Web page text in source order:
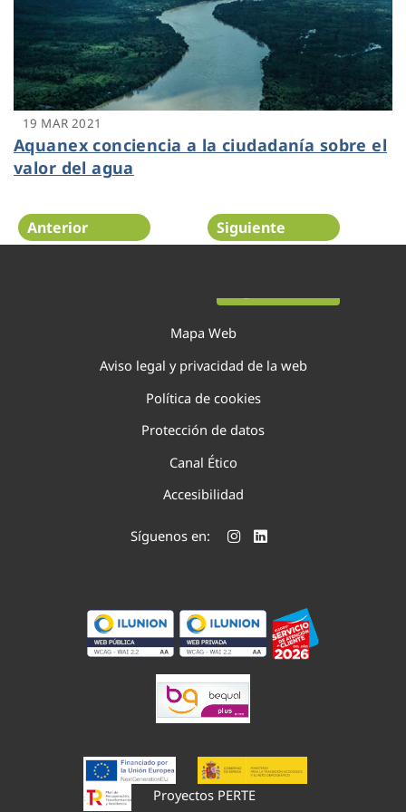
19 MAR 2021
Aquanex conciencia a la ciudadanía sobre el
valor del agua
Anterior Siguiente
Mapa Web
Aviso legal y privacidad de la web
Política de cookies
Protección de datos
Canal Ético
Accesibilidad
Síguenos en:
Proyectos PERTE